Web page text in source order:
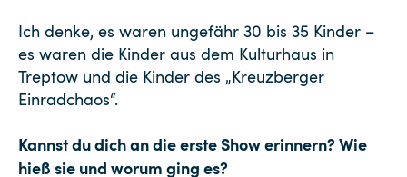
Ich denke, es waren ungefähr 30 bis 35 Kinder –
es waren die Kinder aus dem Kulturhaus in
Treptow und die Kinder des „Kreuzberger
Einradchaos“.
Kannst du dich an die erste Show erinnern? Wie
hieß sie und worum ging es?